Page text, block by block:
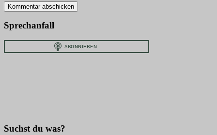
Sprechanfall
Suchst du was?